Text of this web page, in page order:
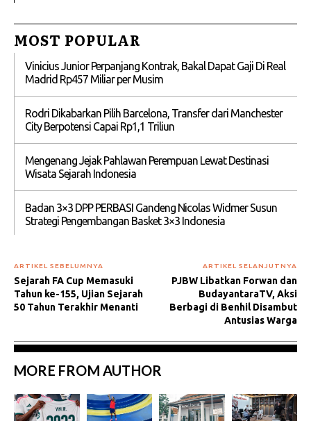
MOST POPULAR
Vinicius Junior Perpanjang Kontrak, Bakal Dapat Gaji Di Real
Madrid Rp457 Miliar per Musim
Rodri Dikabarkan Pilih Barcelona, Transfer dari Manchester
City Berpotensi Capai Rp1,1 Triliun
Mengenang Jejak Pahlawan Perempuan Lewat Destinasi
Wisata Sejarah Indonesia
Badan 3×3 DPP PERBASI Gandeng Nicolas Widmer Susun
Strategi Pengembangan Basket 3×3 Indonesia
ARTIKEL SEBELUMNYA
Sejarah FA Cup Memasuki
Tahun ke-155, Ujian Sejarah
50 Tahun Terakhir Menanti
ARTIKEL SELANJUTNYA
PJBW Libatkan Forwan dan
BudayantaraTV, Aksi
Berbagi di Benhil Disambut
Antusias Warga
MORE FROM AUTHOR